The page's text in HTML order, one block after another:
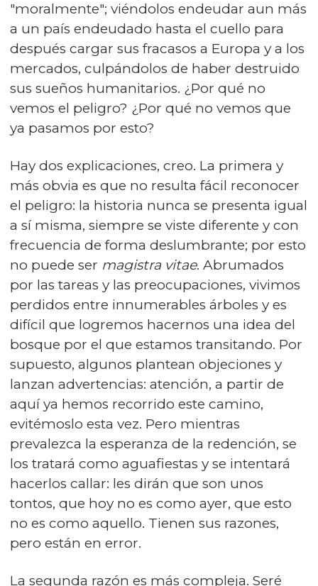
"moralmente"; viéndolos endeudar aun más
a un país endeudado hasta el cuello para
después cargar sus fracasos a Europa y a los
mercados, culpándolos de haber destruido
sus sueños humanitarios. ¿Por qué no
vemos el peligro? ¿Por qué no vemos que
ya pasamos por esto?
Hay dos explicaciones, creo. La primera y
más obvia es que no resulta fácil reconocer
el peligro: la historia nunca se presenta igual
a sí misma, siempre se viste diferente y con
frecuencia de forma deslumbrante; por esto
no puede ser magistra vitae. Abrumados
por las tareas y las preocupaciones, vivimos
perdidos entre innumerables árboles y es
difícil que logremos hacernos una idea del
bosque por el que estamos transitando. Por
supuesto, algunos plantean objeciones y
lanzan advertencias: atención, a partir de
aquí ya hemos recorrido este camino,
evitémoslo esta vez. Pero mientras
prevalezca la esperanza de la redención, se
los tratará como aguafiestas y se intentará
hacerlos callar: les dirán que son unos
tontos, que hoy no es como ayer, que esto
no es como aquello. Tienen sus razones,
pero están en error.
La segunda razón es más compleja. Seré